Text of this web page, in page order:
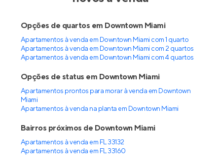
Opções de quartos em Downtown Miami
Apartamentos à venda em Downtown Miami com 1 quarto
Apartamentos à venda em Downtown Miami com 2 quartos
Apartamentos à venda em Downtown Miami com 4 quartos
Opções de status em Downtown Miami
Apartamentos prontos para morar à venda em Downtown
Miami
Apartamentos à venda na planta em Downtown Miami
Bairros próximos de Downtown Miami
Apartamentos à venda em FL 33132
Apartamentos à venda em FL 33160